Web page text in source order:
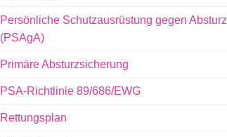
Persönliche Schutzausrüstung gegen Absturz
(PSAgA)
Primäre Absturzsicherung
PSA-Richtlinie 89/686/EWG
Rettungsplan